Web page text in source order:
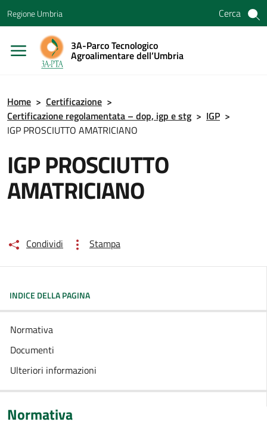
Vai al menu di navigazione
Vai al footer
Regione Umbria Cerca
3A-Parco Tecnologico
Agroalimentare dell’Umbria
Home > Certificazione >
Certificazione regolamentata – dop, igp e stg > IGP >
IGP PROSCIUTTO AMATRICIANO
IGP PROSCIUTTO
AMATRICIANO
Condividi Stampa
INDICE DELLA PAGINA
Normativa
Documenti
Ulteriori informazioni
Normativa